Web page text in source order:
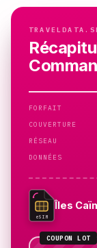
FORFAIT
COUVERTURE
RÉSEAU
DONNÉES
eSIM
Îles
COUPON LOT